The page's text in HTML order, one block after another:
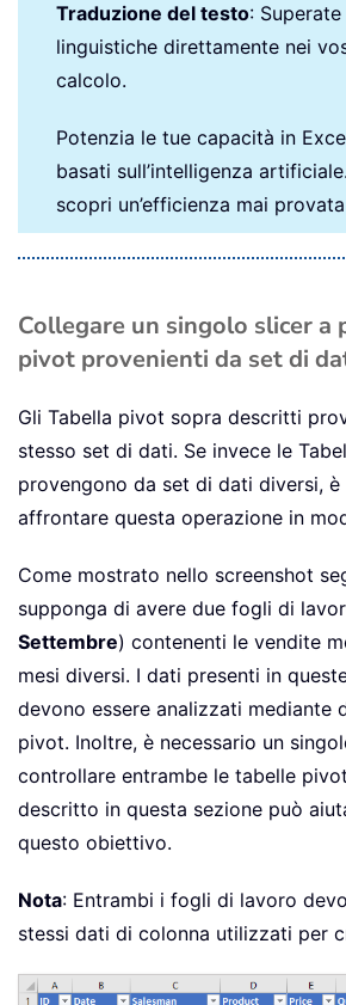
Traduzione del testo:
linguistiche direttamente nei
calcolo.
Potenzia le tue capacità in
basati sull’intelligenza artificiale.
scopri un’efficienza mai
Collegare un singolo slicer a
pivot provenienti da set di
Gli Tabella pivot sopra descritti
stesso set di dati. Se invece le
provengono da set di dati diversi, è
affrontare questa operazione in
Come mostrato nello screenshot
supponga di avere due fogli di
Settembre) contenenti le vendite
mesi diversi. I dati presenti in
devono essere analizzati mediante
pivot. Inoltre, è necessario un
controllare entrambe le tabelle
descritto in questa sezione può
questo obiettivo.
Nota: Entrambi i fogli di lavoro
stessi dati di colonna utilizzati per